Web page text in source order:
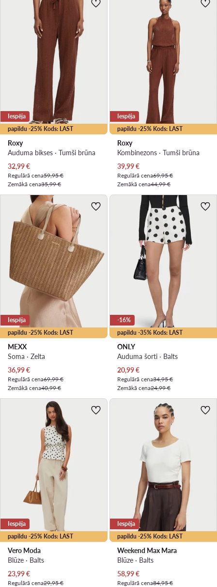
papildu -25% Kods: LAST
Iespēja
Roxy
Auduma bikses · Tumši brūna
Pašreizējā cena
32,99€
Regulārā cena59,95 €
Zemākā cena35,99 €
papildu -25% Kods: LAST
Iespēja
Roxy
Kombinezons · Tumši brūna
Pašreizējā cena
39,99€
Regulārā cena69,95 €
Zemākā cena44,99 €
papildu -25% Kods: LAST
Iespēja
MEXX
Soma · Zelta
Pašreizējā cena
36,99€
Regulārā cena69,99 €
Zemākā cena40,99 €
papildu -35% Kods: LAST
-16%
ONLY
Auduma šorti · Balts
Pašreizējā cena
20,99€
Regulārā cena34,95 €
Zemākā cena24,99 €
papildu -25% Kods: LAST
Iespēja
Vero Moda
Blūze · Balts
Pašreizējā cena
23,99€
Regulārā cena29,95 €
papildu -25% Kods: LAST
Iespēja
Weekend Max Mara
Blūze · Balts
Pašreizējā cena
58,99€
Regulārā cena84,95 €